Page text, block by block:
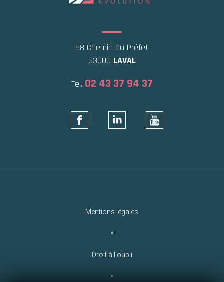
58 Chemin du Préfet
53000 LAVAL
Tel. 02 43 37 94 37
Mentions légales
•
Droit à l'oubli
•